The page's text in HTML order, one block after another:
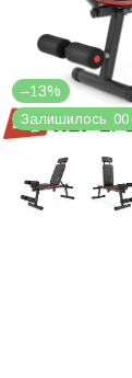
–13%
Залишилось 00